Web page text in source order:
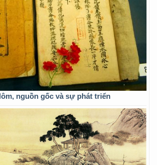
nguồn gốc và sự phát triển